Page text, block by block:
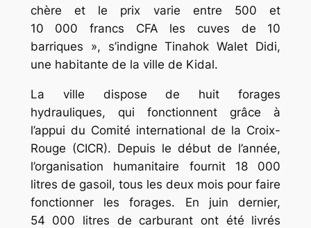
chère et le prix varie entre 500 et
10 000 francs CFA les cuves de 10
barriques », s’indigne Tinahok Walet Didi,
une habitante de la ville de Kidal.
La ville dispose de huit forages
hydrauliques, qui fonctionnent grâce à
l’appui du Comité international de la Croix-
Rouge (CICR). Depuis le début de l’année,
l’organisation humanitaire fournit 18 000
litres de gasoil, tous les deux mois pour faire
fonctionner les forages. En juin dernier,
54 000 litres de carburant ont été livrés